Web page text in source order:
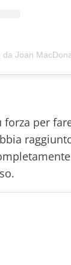
da Joan
per